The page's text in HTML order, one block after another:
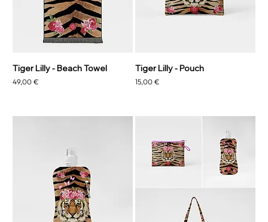
Tiger Lilly - Beach Towel
Preço
49,00 €
Tiger Lilly - Pouch
Preço
15,00 €